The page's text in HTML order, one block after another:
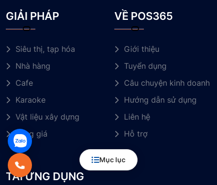
Mục lục
GIẢI PHÁP
Siêu thị, tạp hóa
Nhà hàng
Cafe
Karaoke
Vật liệu xây dựng
Bảng giá
VỀ POS365
Giới thiệu
Tuyển dụng
Câu chuyện kinh doanh
Hướng dẫn sử dụng
Liên hệ
Hỗ trợ
TẢI ỨNG DỤNG